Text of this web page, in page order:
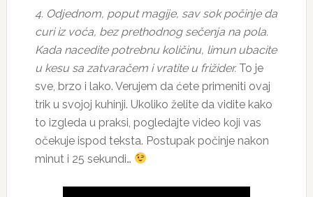
4. Odjednom, poput magije, sav sok počinje da
curi iz voća, bez prethodnog sečenja na pola.
Kada nacedite potrebnu količinu, limun ubacite
u kesu sa zatvaračem i vratite u frižider.To je
sve, brzo i lako. Verujem da ćete primeniti ovaj
trik u svojoj kuhinji. Ukoliko želite da vidite kako
to izgleda u praksi, pogledajte video koji vas
očekuje ispod teksta. Postupak počinje nakon
minut i 25 sekundi…